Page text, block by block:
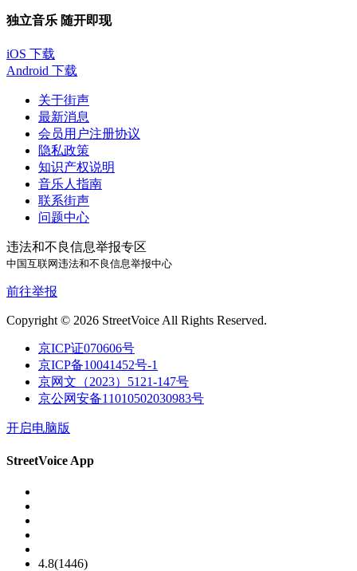
独立音乐 随开即现
iOS 下载
Android 下载
关于街声
最新消息
会员用户注册协议
隐私政策
知识产权说明
音乐人指南
联系街声
问题中心
违法和不良信息举报专区
中国互联网违法和不良信息举报中心
前往举报
Copyright © 2026 StreetVoice All Rights Reserved.
京ICP证070606号
京ICP备10041452号-1
京网文（2023）5121-147号
京公网安备11010502030983号
开启电脑版
StreetVoice App
4.8(1446)